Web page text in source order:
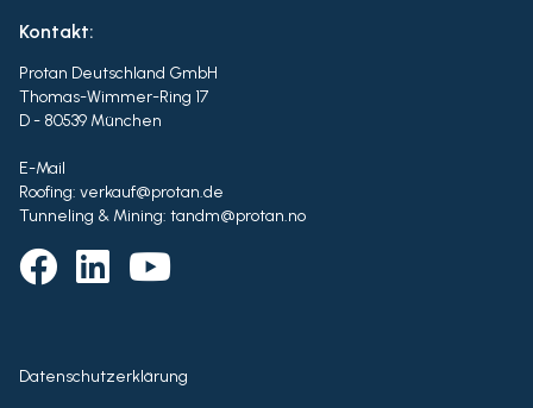
Kontakt:
Protan Deutschland GmbH
Thomas-Wimmer-Ring 17
D - 80539 München
E-Mail
Roofing: verkauf@protan.de
Tunneling & Mining: tandm@protan.no
Datenschutzerklärung